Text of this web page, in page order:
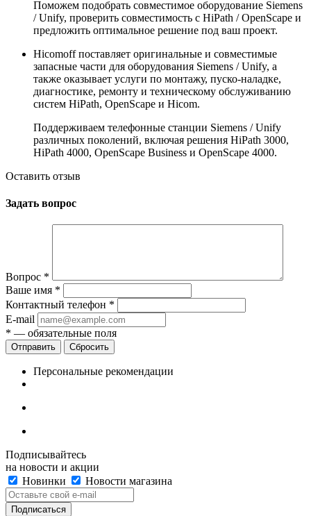
Поможем подобрать совместимое оборудование Siemens
/ Unify, проверить совместимость с HiPath / OpenScape и
предложить оптимальное решение под ваш проект.
Hicomoff поставляет оригинальные и совместимые
запасные части для оборудования Siemens / Unify, а
также оказывает услуги по монтажу, пуско-наладке,
диагностике, ремонту и техническому обслуживанию
систем HiPath, OpenScape и Hicom.
Поддерживаем телефонные станции Siemens / Unify
различных поколений, включая решения HiPath 3000,
HiPath 4000, OpenScape Business и OpenScape 4000.
Оставить отзыв
Задать вопрос
Вопрос *
Ваше имя *
Контактный телефон *
E-mail
* — обязательные поля
Сбросить
Персональные рекомендации
Подписывайтесь
на новости и акции
Новинки
Новости магазина